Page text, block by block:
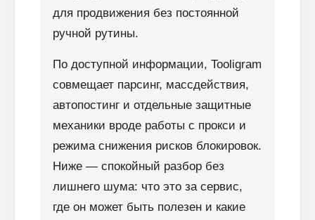
для продвижения без постоянной
ручной рутины.
По доступной информации, Tooligram
совмещает парсинг, массдействия,
автопостинг и отдельные защитные
механики вроде работы с прокси и
режима снижения рисков блокировок.
Ниже — спокойный разбор без
лишнего шума: что это за сервис,
где он может быть полезен и какие